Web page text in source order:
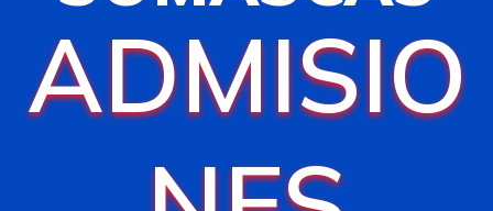
ADMISIO